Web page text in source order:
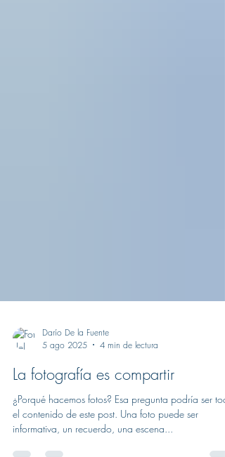
Darío De la Fuente
5 ago 2025
4 min de lectura